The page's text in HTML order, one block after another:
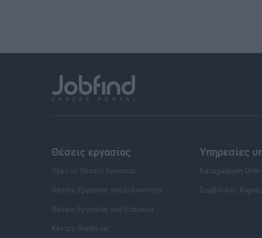
Θέσεις εργασίας
Όλες οι Θέσεις Εργασίας
Θέσεις Εργασίας ανά Ειδικότητα
Θέσεις Εργασίας ανά Εταιρεία
Κέντρο Βοήθειας
Υπηρεσίες
Καταχώρηση
Συμβουλές